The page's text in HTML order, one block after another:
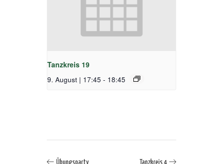
Tanzkreis 19
9. August | 17:45 - 18:45
Übungsparty Tanzkreis 4